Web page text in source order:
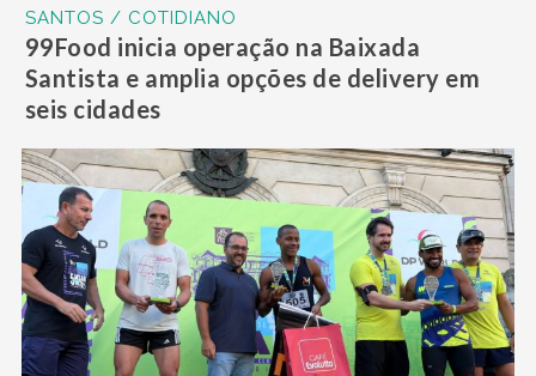
SANTOS / COTIDIANO
99Food inicia operação na Baixada
Santista e amplia opções de delivery em
seis cidades